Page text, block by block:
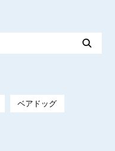
ベアドッグ